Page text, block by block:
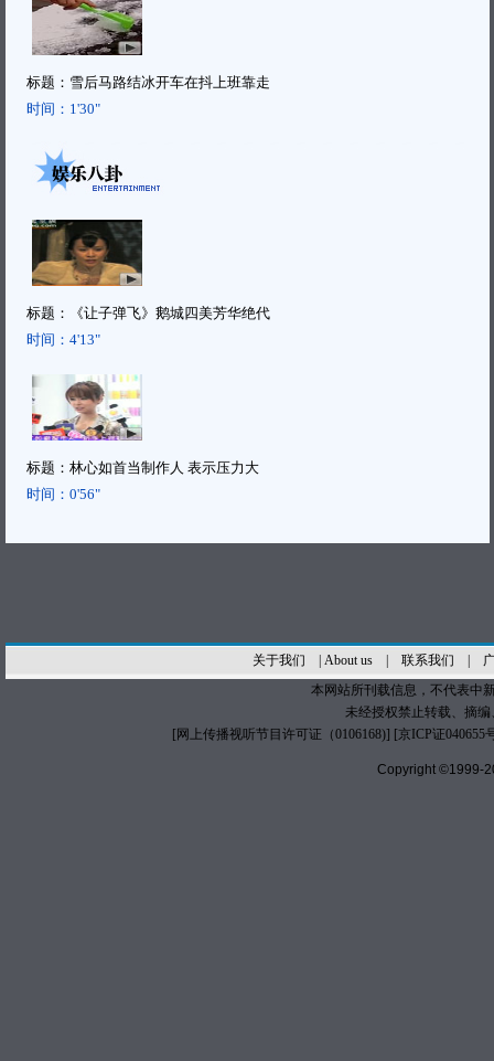
标题： 雪后马路结冰开车在抖上班靠走
时间： 1'30"
标题：
《让子弹飞》鹅城四美芳华绝代
时间： 4'13"
标题： 林心如首当制作人 表示压力大
时间： 0'56"
关于我们 About us| 联系我们
本网站所刊载信息，不代表中
未经授权禁止转载、摘
[网上传播视听节目许可证（0106168)] [京ICP证040655
Copyright ©1999-